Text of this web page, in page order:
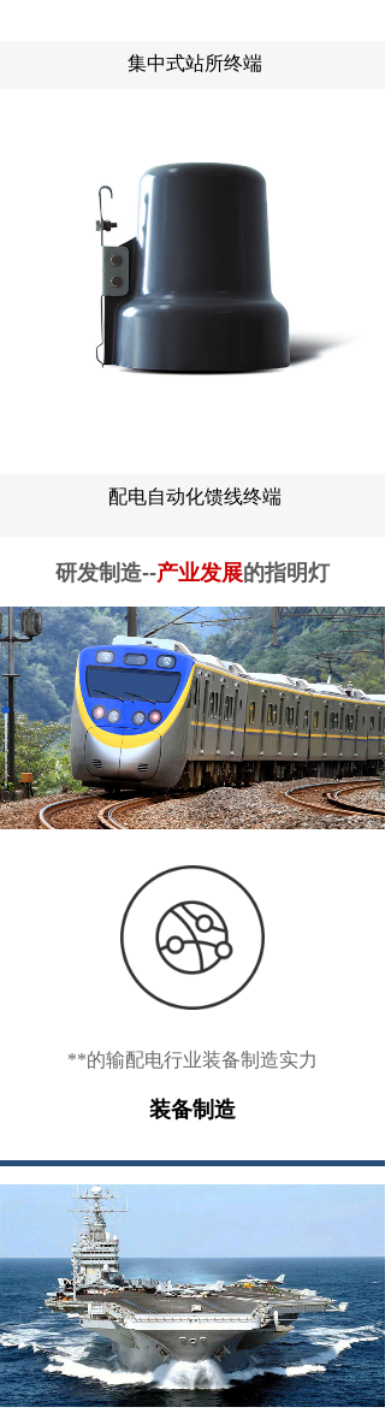
集中式站所终端
配电自动化馈线终端
装备制造
**的输配电行业装备制造实力
研发制造--产业发展的指明灯